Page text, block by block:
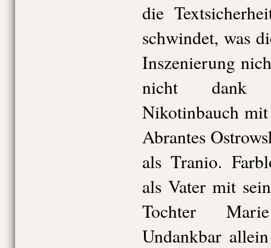
die
schwindet, was
Inszenierung
nicht dank
Nikotinbauch
Abrantes
als Tranio.
als Vater mit
Tochter
Undankbar